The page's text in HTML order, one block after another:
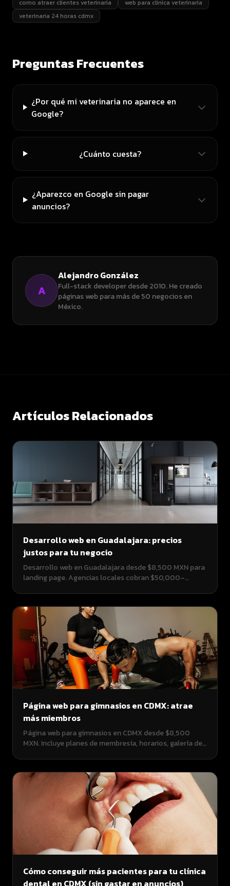
como atraer clientes veterinaria
web para clinica veterinaria
veterinaria 24 horas cdmx
Preguntas Frecuentes
¿Por qué mi veterinaria no aparece en
Google?
¿Cuánto cuesta?
¿Aparezco en Google sin pagar
anuncios?
A
Alejandro González
Full-stack developer desde 2010. He creado
páginas web para más de 50 negocios en
México.
Artículos Relacionados
Desarrollo web en Guadalajara: precios
justos para tu negocio
Desarrollo web en Guadalajara desde $8,500 MXN para
landing page. Agencias locales cobran $50,000–
desarrollador web.
Página web para gimnasios en CDMX: atrae
más miembros
Página web para gimnasios en CDMX desde $8,500
MXN. Incluye planes de membresía, horarios, galería de
$70,000-$180,000 MXN.
Cómo conseguir más pacientes para tu clínica
dental en CDMX (sin gastar en anuncios)